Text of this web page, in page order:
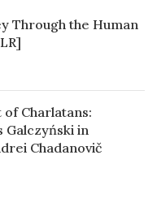
Through the Human
Charlatans:
Galczyński in
Chadanovič